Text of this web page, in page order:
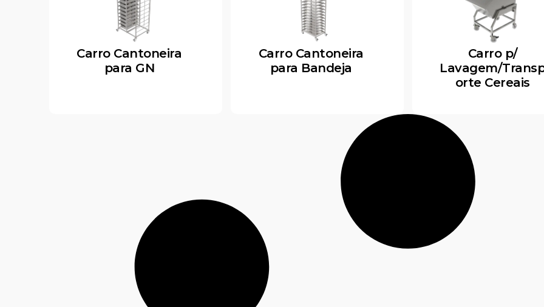
Carro Cantoneira
para GN
Carro Cantoneira
para Bandeja
Carro p/
Lavagem/
orte Cereais